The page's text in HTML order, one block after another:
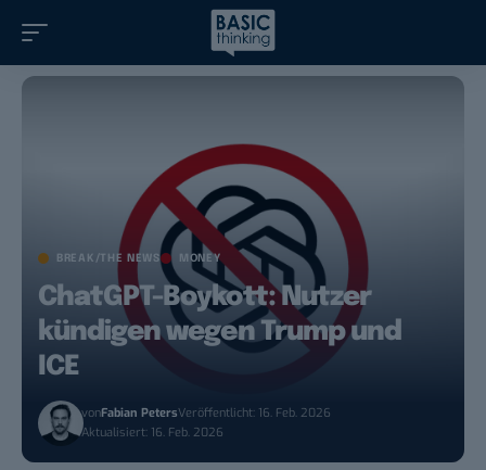
BREAK/THE NEWS MONEY
ChatGPT-Boykott: Nutzer
kündigen wegen Trump und
ICE
vonFabian PetersVeröffentlicht: 16. Feb. 2026
Aktualisiert: 16. Feb. 2026